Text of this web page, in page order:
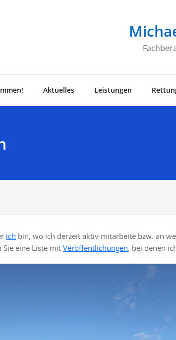
Aktuelles Leistungen
ich bin, wo ich derzeit aktiv mitarbeite bzw. an
eine Liste mit Veröffentlichungen, bei denen